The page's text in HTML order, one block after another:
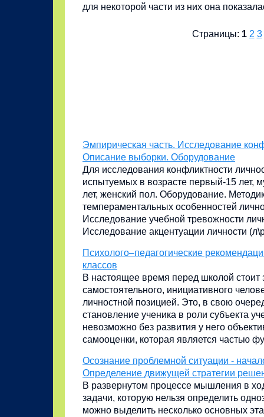
для некоторой части из них она
Страницы: 1 2 3
Эмпирическая часть. Исследование
Описание выборки. Оборудование
Для исследования конфликтности
испытуемых в возрасте первый-15 лет,
лет, женский пол. Оборудование.
темпераментальных особенностей
Исследование учебной тревожности
Исследование акцентуации личности
Психолого–педагогические
классов
В настоящее время перед школой
самостоятельного, инициативного
личностной позицией. Это, в свою
становление ученика в роли субъекта
невозможно без развития у него
самооценки, которая является частью
Осознание проблемной ситуации -
Определение движущей стратегии
В развернутом процессе мышления в
задачи, которую нельзя определить
можно выделить несколько основных